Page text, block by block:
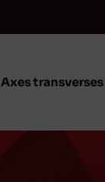
Axes transverses